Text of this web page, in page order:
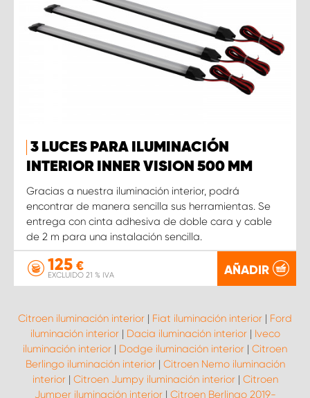
3 LUCES PARA ILUMINACIÓN
INTERIOR INNER VISION 500 MM
Gracias a nuestra iluminación interior, podrá
encontrar de manera sencilla sus herramientas. Se
entrega con cinta adhesiva de doble cara y cable
de 2 m para una instalación sencilla.
125 €
EXCLUIDO 21 % IVA AÑADIR
Citroen iluminación interior | Fiat iluminación interior | Ford
iluminación interior| Dacia iluminación interior| Iveco
iluminación interior | Dodge iluminación interior | Citroen
Berlingo iluminación interior| Citroen Nemo iluminación
interior| Citroen Jumpy iluminación interior| Citroen
Jumper iluminación interior| Citroen Berlingo 2019-